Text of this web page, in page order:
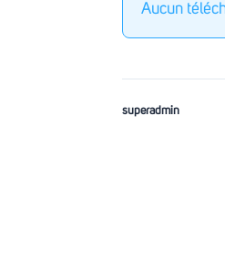
Aucun
superadmin